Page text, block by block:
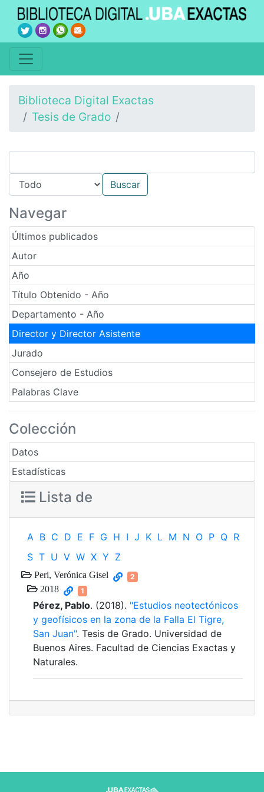
Biblioteca Digital Exactas
Tesis de Grado
Navegar
Últimos publicados
Autor
Año
Título Obtenido - Año
Departamento - Año
Director y Director Asistente
Jurado
Consejero de Estudios
Palabras Clave
Colección
Datos
Estadísticas
Lista de
A B C D E F G H I J K L M N O P Q R
S T U V W X Y Z
Peri, Verónica Gisel 2
2018 1
Pérez, Pablo. (2018). "Estudios neotectónicos
y geofísicos en la zona de la Falla El Tigre,
San Juan". Tesis de Grado. Universidad de
Buenos Aires. Facultad de Ciencias Exactas y
Naturales.